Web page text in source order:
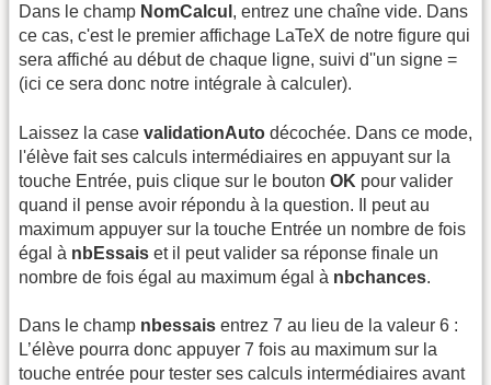
Dans le champ NomCalcul , entrez une chaîne vide. Dans
ce cas, c'est le premier affichage LaTeX de notre figure qui
sera affiché au début de chaque ligne, suivi d''un signe =
(ici ce sera donc notre intégrale à calculer).
Laissez la case validationAuto décochée. Dans ce mode,
l'élève fait ses calculs intermédiaires en appuyant sur la
touche Entrée, puis clique sur le bouton OK pour valider
quand il pense avoir répondu à la question. Il peut au
maximum appuyer sur la touche Entrée un nombre de fois
égal à nbEssais et il peut valider sa réponse finale un
nombre de fois égal au maximum égal à nbchances.
Dans le champ nbessais entrez 7 au lieu de la valeur 6 :
L’élève pourra donc appuyer 7 fois au maximum sur la
touche entrée pour tester ses calculs intermédiaires avant